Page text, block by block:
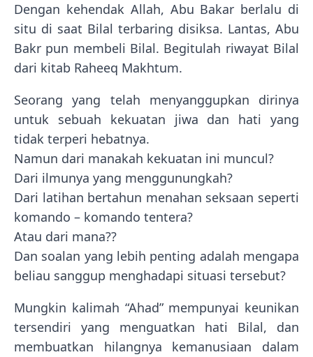
Dengan kehendak Allah, Abu Bakar berlalu di
situ di saat Bilal terbaring disiksa. Lantas, Abu
Bakr pun membeli Bilal. Begitulah riwayat Bilal
dari kitab Raheeq Makhtum.
Seorang yang telah menyanggupkan dirinya
untuk sebuah kekuatan jiwa dan hati yang
tidak terperi hebatnya.
Namun dari manakah kekuatan ini muncul?
Dari ilmunya yang menggunungkah?
Dari latihan bertahun menahan seksaan seperti
komando – komando tentera?
Atau dari mana??
Dan soalan yang lebih penting adalah mengapa
beliau sanggup menghadapi situasi tersebut?
Mungkin kalimah “Ahad” mempunyai keunikan
tersendiri yang menguatkan hati Bilal, dan
membuatkan hilangnya kemanusiaan dalam